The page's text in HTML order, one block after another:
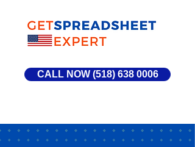
CALL NOW (518) 638 0006